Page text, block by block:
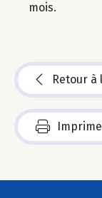
mois.
Retour à